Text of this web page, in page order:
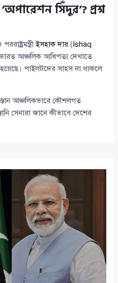
সিঁদুর’? প্রশ্ন
ইসহাক দার ( Ishaq
আঞ্চলিক আধিপত্য দেখাতে
হয়েছে। পাইলটদের সাহস না থাকলে
আঞ্চলিকভাবে কৌশলগত
সেনারা জানে কীভাবে দেশের